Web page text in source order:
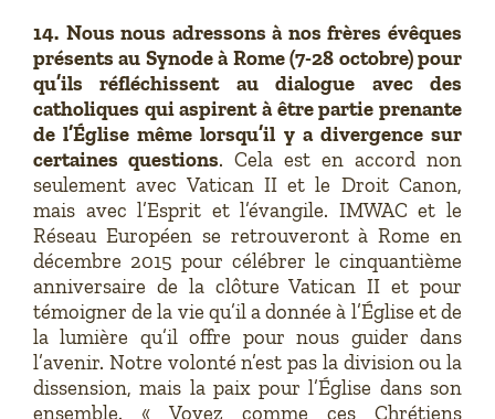
14. Nous nous adressons à nos frères évêques
présents au Synode à Rome (7-28 octobre) pour
qu’ils réfléchissent au dialogue avec des
catholiques qui aspirent à être partie prenante
de l’Église même lorsqu’il y a divergence sur
certaines questions. Cela est en accord non
seulement avec Vatican II et le Droit Canon,
mais avec l’Esprit et l’évangile. IMWAC et le
Réseau Européen se retrouveront à Rome en
décembre 2015 pour célébrer le cinquantième
anniversaire de la clôture Vatican II et pour
témoigner de la vie qu’il a donnée à l’Église et de
la lumière qu’il offre pour nous guider dans
l’avenir. Notre volonté n’est pas la division ou la
dissension, mais la paix pour l’Église dans son
ensemble. « Voyez comme ces Chrétiens